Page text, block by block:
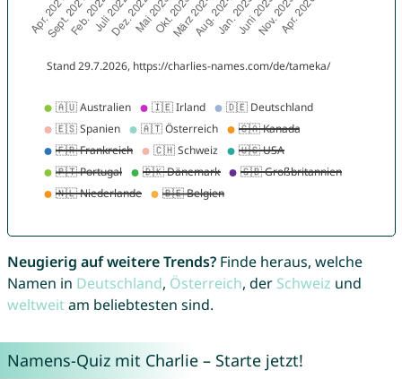
Neugierig auf weitere Trends?Finde heraus, welche
Namen in Deutschland, Österreich, der Schweiz und
weltweitam beliebtesten sind.
Namens-Quiz mit Charlie – Starte jetzt!